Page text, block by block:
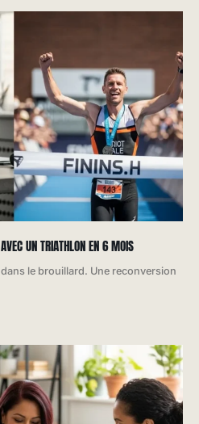
UN TRIATHLON EN 6 MOIS
le brouillard. Une reconversion